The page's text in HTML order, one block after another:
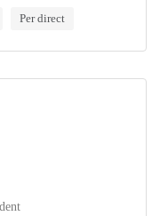
Per direct